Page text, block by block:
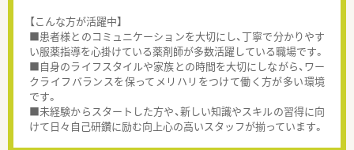
【こんな方が活躍中】
■患者様とのコミュニケーションを大切にし、丁寧で分かりやす
い服薬指導を心掛けている薬剤師が多数活躍している職場です。
■自身のライフスタイルや家族との時間を大切にしながら、ワー
クライフバランスを保ってメリハリをつけて働く方が多い環境
です。
■未経験からスタートした方や、新しい知識やスキルの習得に向
けて日々自己研鑽に励む向上心の高いスタッフが揃っています。